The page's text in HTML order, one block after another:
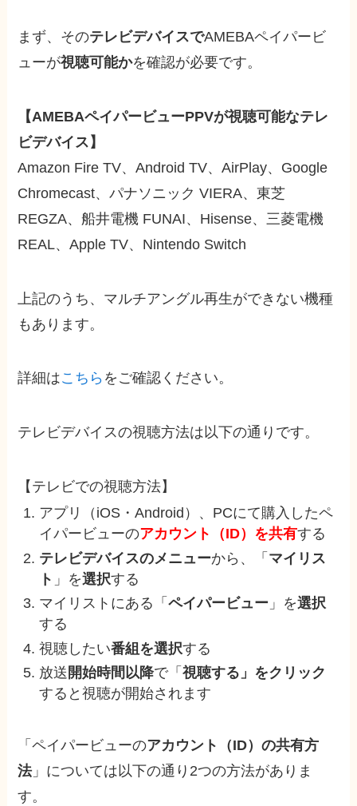
まず、 そのテレビデバイスでAMEBAペイパービ
ューが視聴可能かを確認が必要です。
【AMEBAペイパービューPPVが視聴可能なテレ
ビデバイス】
Amazon Fire TV、Android TV、AirPlay、Google
Chromecast、パナソニック VIERA、東芝
REGZA、船井電機 FUNAI、Hisense、三菱電機
REAL、Apple TV、Nintendo Switch
上記のうち、マルチアングル再生ができない機種
もあります。
詳細はこちら をご確認ください。
テレビデバイスの視聴方法は以下の通りです。
【テレビでの視聴方法】
アプリ（iOS・Android）、PCにて購入したペ
イパービューのアカウント（ID）を共有する
テレビデバイスのメニューから、「 マイリス
ト 」を選択する
マイリストにある「ペイパービュー 」を選択
する
視聴したい番組を選択する
放送 開始時間以降で「視聴する」をクリック
すると視聴が開始されます
「ペイパービューのアカウント（ID）の共有方
法」については以下の通り2つの方法がありま
す。